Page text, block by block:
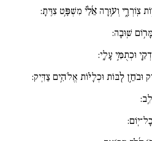
צֽוֹרְרָ֑י וְע֥וּרָה אֵ֜לַ֗י מִשְׁפָּ֥ט צִוִּֽיתָ:
שֽׁוּבָה:
וּכְתֻמִּ֣י עָלָֽי:
וּבֹחֵ֣ן לִ֖בּוֹת וּכְלָי֗וֹת אֱלֹהִ֥ים צַדִּֽיק: